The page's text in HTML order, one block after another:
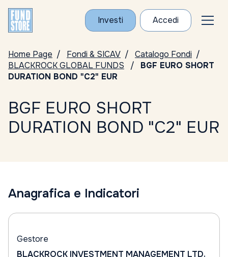
Investi Accedi
Home Page Fondi & SICAV
Catalogo Fondi
BLACKROCK GLOBAL FUNDS
BGF EURO SHORT
DURATION BOND "C2" EUR
BGF EURO SHORT
DURATION BOND "C2" EUR
Anagrafica e Indicatori
Gestore
BLACKROCK INVESTMENT MANAGEMENT LTD.